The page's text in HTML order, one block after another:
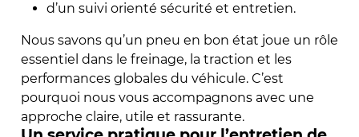
d’un suivi orienté sécurité et entretien.
Nous savons qu’un pneu en bon état joue un rôle
essentiel dans le freinage, la traction et les
performances globales du véhicule. C’est
pourquoi nous vous accompagnons avec une
approche claire, utile et rassurante.